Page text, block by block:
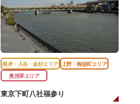
根岸・入谷・金杉エリア
上野・御徒町エリア
奥浅草エリア
東京下町八社福参り